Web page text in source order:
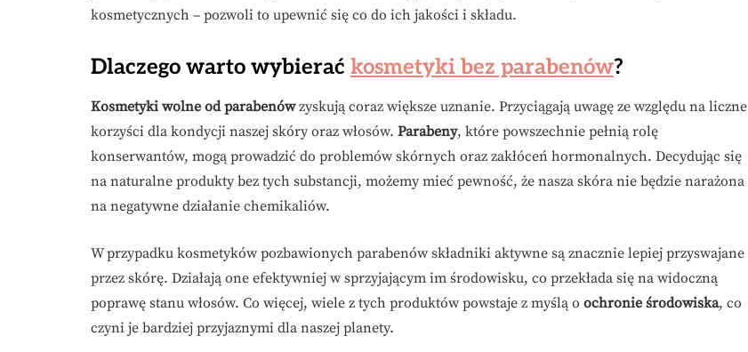
kosmetycznych – pozwoli to upewnić się co do ich jakości i składu.
Dlaczego warto wybierać kosmetyki bez parabenów?
Kosmetyki wolne od parabenówzyskują coraz większe uznanie. Przyciągają uwagę ze względu na liczne
korzyści dla kondycji naszej skóry oraz włosów. Parabeny, które powszechnie pełnią rolę
konserwantów, mogą prowadzić do problemów skórnych oraz zakłóceń hormonalnych. Decydując się
na naturalne produkty bez tych substancji, możemy mieć pewność, że nasza skóra nie będzie narażona
na negatywne działanie chemikaliów.
W przypadku kosmetyków pozbawionych parabenów składniki aktywne są znacznie lepiej przyswajane
przez skórę. Działają one efektywniej w sprzyjającym im środowisku, co przekłada się na widoczną
poprawę stanu włosów. Co więcej, wiele z tych produktów powstaje z myślą o ochronie środowiska, co
czyni je bardziej przyjaznymi dla naszej planety.